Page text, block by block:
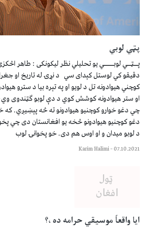
پټي لوبي
دقیقو کي لوستل کېدای سي د نړۍ له تاریخ او
کوچني هیوادونه تل د لویو او په تېره بیا د سترو
او ستر هیوادونه کوشش کوي د دې لوبو ګټندوی
چي دغو خوارو کوچنیو هیوادونو ته څه پېښیږي. که
دغو کوچنیو هیوادونو څخه یو افغانستان دی چي
د لوبو میدان و او اوس هم دی. خو پخوانۍ لوب
07.10.2021
–
Karim Halimi
ایا واقعاً موسیقي حرامه ده ،؟